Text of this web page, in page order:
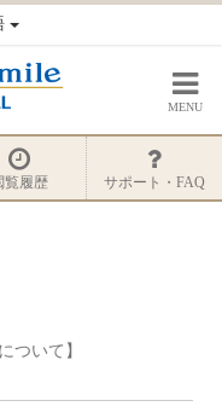
MENU
覧履歴 サポート・FAQ
ついて】